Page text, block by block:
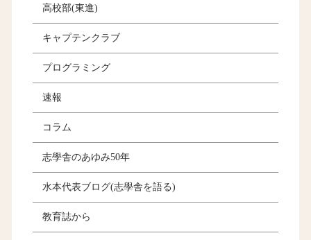
高校部(東進)
キャプテンクラブ
プログラミング
速報
コラム
志學舎のあゆみ50年
水本代表ブログ(志學舎を語る)
教育誌から